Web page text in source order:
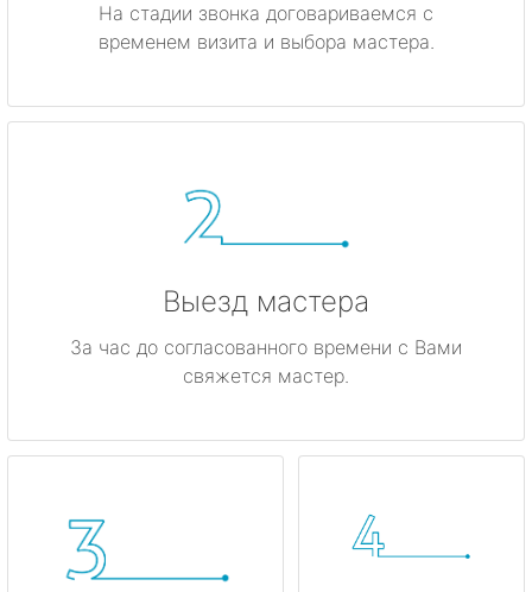
На стадии звонка договариваемся с
временем визита и выбора мастера.
Выезд мастера
За час до согласованного времени с Вами
свяжется мастер.